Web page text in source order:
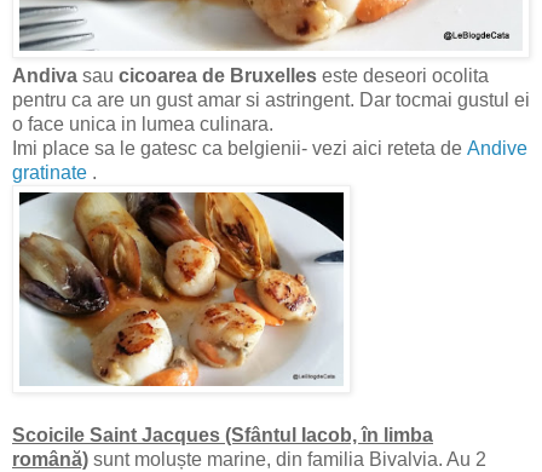
Andiva sau cicoarea de Bruxelles este deseori ocolita
pentru ca are un gust amar si astringent. Dar tocmai gustul ei
o face unica in lumea culinara.
Imi place sa le gatesc ca belgienii- vezi aici reteta de Andive
gratinate .
Scoicile Saint Jacques (Sfântul Iacob, în limba
română) sunt moluște marine, din familia Bivalvia. Au 2